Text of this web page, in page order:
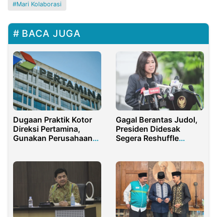
Mari Kolaborasi
BACA JUGA
Dugaan Praktik Kotor
Direksi Pertamina,
Gunakan Perusahaan
Gagal Berantas Judol,
Presiden Didesak
Segera Reshuffle